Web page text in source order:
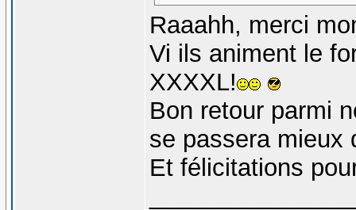
Raaahh, merci
Vi ils animent le
XXXXL!
Bon retour parmi
se passera mieux
Et félicitations